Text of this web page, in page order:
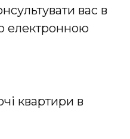
вас в
електронною
квартири в